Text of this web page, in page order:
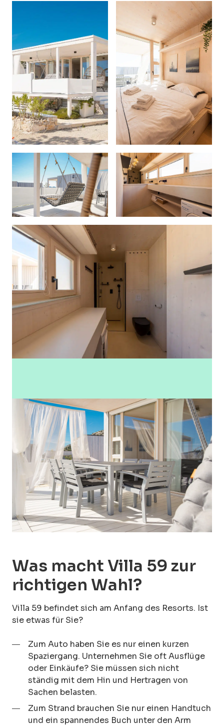
Mehr Fotos anzeigen (31)
Was macht Villa 59 zur
richtigen Wahl?
Villa 59 befindet sich am Anfang des Resorts. Ist
sie etwas für Sie?
Zum Auto haben Sie es nur einen kurzen
Spaziergang. Unternehmen Sie oft Ausflüge
oder Einkäufe? Sie müssen sich nicht
ständig mit dem Hin und Hertragen von
Sachen belasten.
Zum Strand brauchen Sie nur einen Handtuch
und ein spannendes Buch unter den Arm